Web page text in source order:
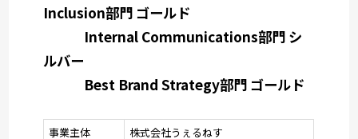
Inclusion部門 ゴールド
Internal Communications部門 シ
ルバー
Best Brand Strategy部門 ゴールド
事業主体 株式会社うぇるねす